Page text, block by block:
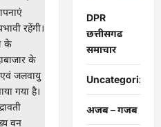
DPR
छत्तीसगढ
समाचार
Uncategorized
अजब – गजब